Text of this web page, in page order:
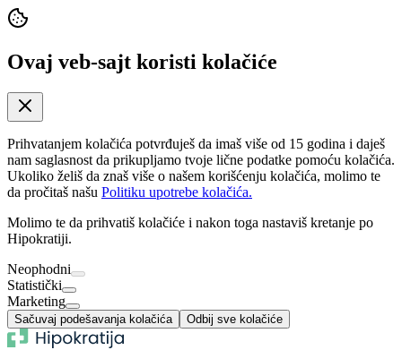
Ovaj veb-sajt koristi kolačiće
Prihvatanjem kolačića potvrđuješ da imaš više od 15 godina i daješ
nam saglasnost da prikupljamo tvoje lične podatke pomoću kolačića.
Ukoliko želiš da znaš više o našem korišćenju kolačića, molimo te
da pročitaš našu Politiku upotrebe kolačića.
Molimo te da prihvatiš kolačiće i nakon toga nastaviš kretanje po
Hipokratiji.
Neophodni
Statistički
Marketing
Sačuvaj podešavanja kolačića Odbij sve kolačiće